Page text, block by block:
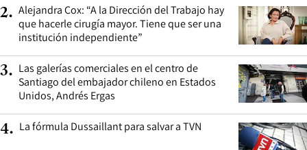
2. Alejandra Cox: “A la Dirección del Trabajo hay
que hacerle cirugía mayor. Tiene que ser una
institución independiente”
3. Las galerías comerciales en el centro de
Santiago del embajador chileno en Estados
Unidos, Andrés Ergas
4. La fórmula Dussaillant para salvar a TVN